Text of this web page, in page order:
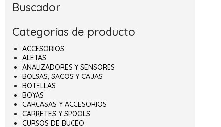
Buscador
Categorías de producto
ACCESORIOS
ALETAS
ANALIZADORES Y SENSORES
BOLSAS, SACOS Y CAJAS
BOTELLAS
BOYAS
CARCASAS Y ACCESORIOS
CARRETES Y SPOOLS
CURSOS DE BUCEO